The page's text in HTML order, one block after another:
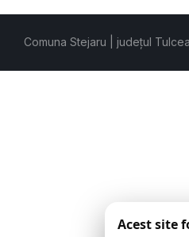
Comuna Stejaru | județul Tulcea
Acest site